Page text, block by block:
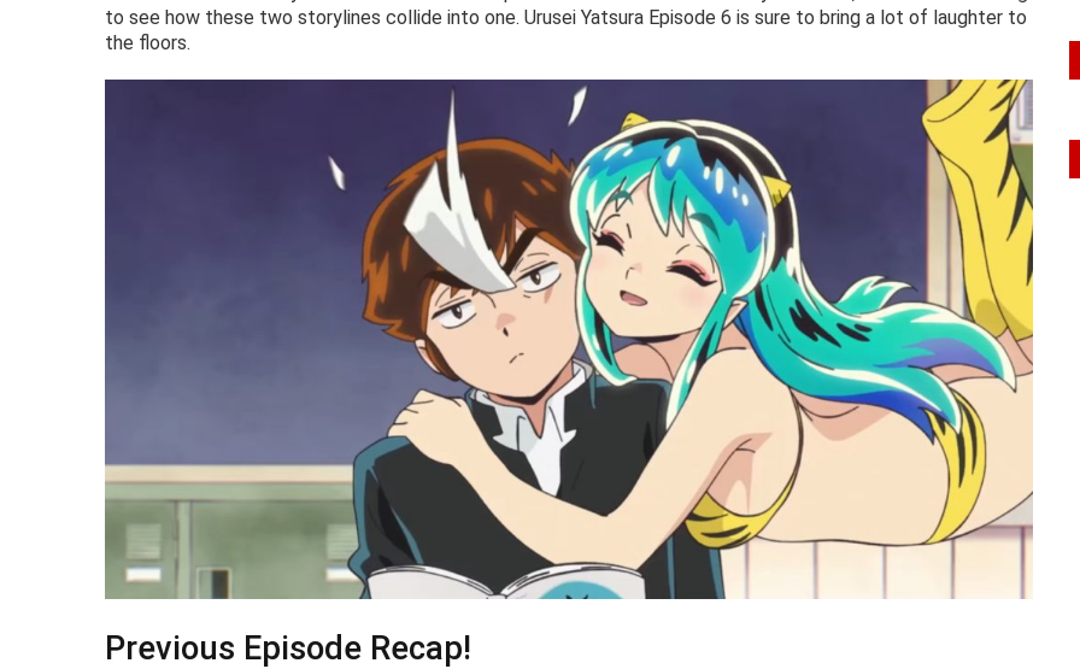
to see how these two storylines collide into one. Urusei Yatsura Episode 6 is sure to bring a lot of laughter to
the floors.
Previous Episode Recap!